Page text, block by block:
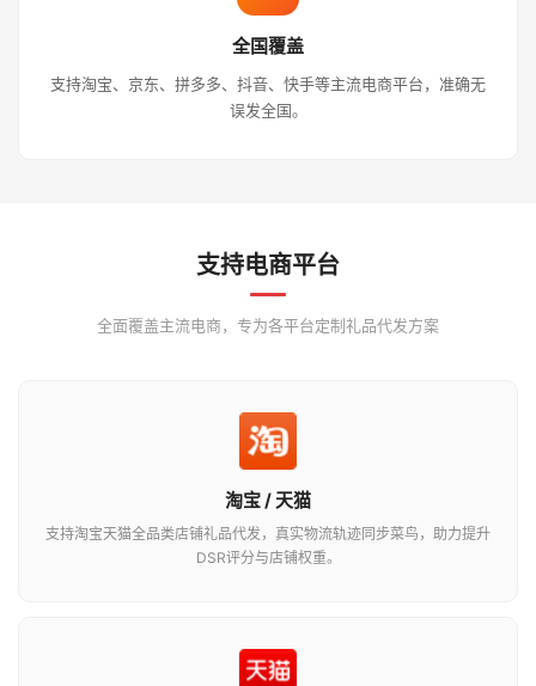
全国覆盖
支持淘宝、京东、拼多多、抖音、快手等主流电商平台，准确无
误发全国。
支持电商平台
全面覆盖主流电商，专为各平台定制礼品代发方案
淘宝 / 天猫
支持淘宝天猫全品类店铺礼品代发，真实物流轨迹同步菜鸟，助力提升
DSR评分与店铺权重。